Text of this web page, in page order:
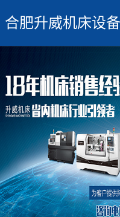
合肥升威机床设